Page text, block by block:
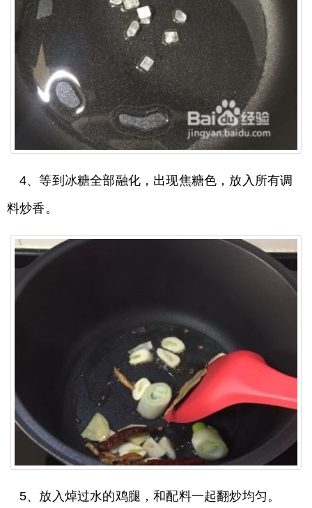
4、等到冰糖全部融化，出现焦糖色，放入所有调
料炒香。
5、放入焯过水的鸡腿，和配料一起翻炒均匀。